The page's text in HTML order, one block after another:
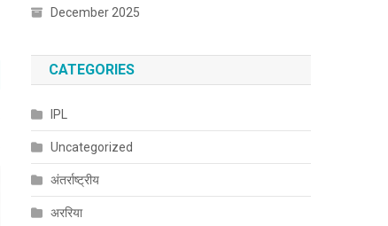
December 2025
CATEGORIES
IPL
Uncategorized
अंतर्राष्ट्रीय
अररिया